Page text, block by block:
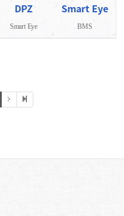
DPZ
Smart Eye
Smart Eye
BMS